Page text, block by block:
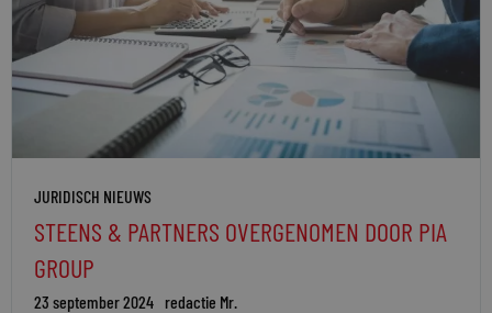
JURIDISCH NIEUWS
STEENS & PARTNERS OVERGENOMEN DOOR PIA
GROUP
23 september 2024 redactie Mr.